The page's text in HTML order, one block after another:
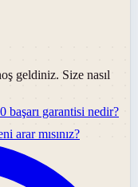
geldiniz. Size nasıl
başarı garantisi nedir?
arar mısınız?